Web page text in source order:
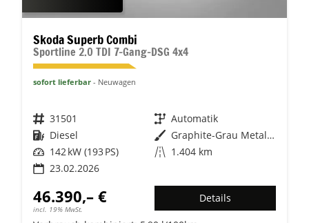
Skoda Superb Combi
Sportline 2.0 TDI 7-Gang-DSG 4x4
sofort lieferbar Neuwagen
Fahrzeugnr. 31501 Getriebe Automatik
Kraftstoff Diesel Außenfarbe
Graphite-Grau Metallic
Leistung 142 kW (193 PS) Kilometerstand 1.404 km
23.02.2026
46.390,– €
incl. 19% MwSt.
Details